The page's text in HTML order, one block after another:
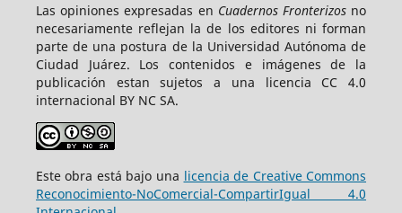
Las opiniones expresadas en Cuadernos Fronterizosno
necesariamente reflejan la de los editores ni forman
parte de una postura de la Universidad Autónoma de
Ciudad Juárez. Los contenidos e imágenes de la
publicación estan sujetos a una licencia CC 4.0
internacional BY NC SA.
Este obra está bajo una licencia de Creative Commons
Reconocimiento-NoComercial-CompartirIgual 4.0